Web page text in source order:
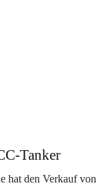
Tanker
hat den Verkauf von